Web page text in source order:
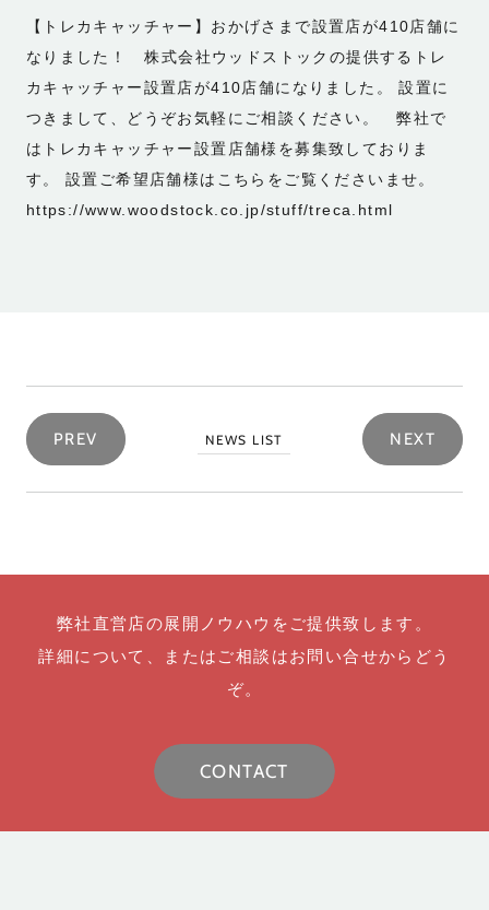
【トレカキャッチャー】おかげさまで設置店が410店舗に
なりました！ 株式会社ウッドストックの提供するトレ
カキャッチャー設置店が410店舗になりました。 設置に
つきまして、どうぞお気軽にご相談ください。 弊社で
はトレカキャッチャー設置店舗様を募集致しておりま
す。 設置ご希望店舗様はこちらをご覧くださいませ。
https://www.woodstock.co.jp/stuff/treca.html
PREV NEWS LIST NEXT
弊社直営店の展開ノウハウをご提供致します。
詳細について、またはご相談はお問い合せからどう
ぞ。
CONTACT